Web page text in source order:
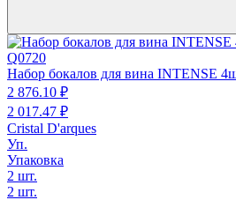
Q0720
Набор бокалов для вина INTENSE
2 876.10 ₽
2 017.47 ₽
Cristal D'arques
Уп.
Упаковка
2 шт.
2 шт.